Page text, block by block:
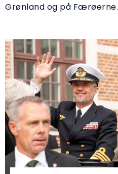
Grønland og på Færøerne.